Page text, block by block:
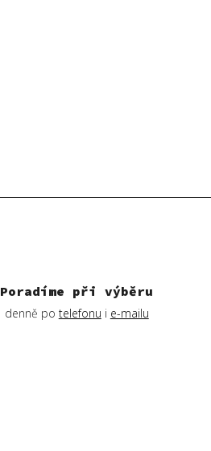
y
s
u
Poradíme při výběru
denně po telefonu i e-mailu